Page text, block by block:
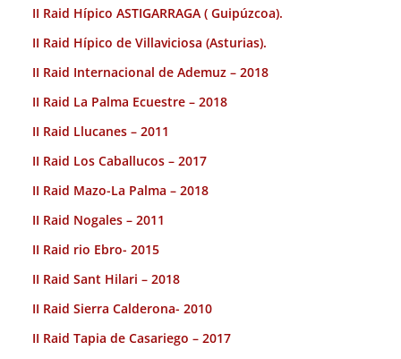
II Raid Hípico ASTIGARRAGA ( Guipúzcoa).
II Raid Hípico de Villaviciosa (Asturias).
II Raid Internacional de Ademuz – 2018
II Raid La Palma Ecuestre – 2018
II Raid Llucanes – 2011
II Raid Los Caballucos – 2017
II Raid Mazo-La Palma – 2018
II Raid Nogales – 2011
II Raid rio Ebro- 2015
II Raid Sant Hilari – 2018
II Raid Sierra Calderona- 2010
II Raid Tapia de Casariego – 2017